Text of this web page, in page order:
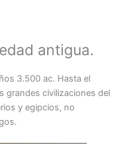
antigua.
3.500 ac. Hasta el
grandes civilizaciones del
y egipcios, no